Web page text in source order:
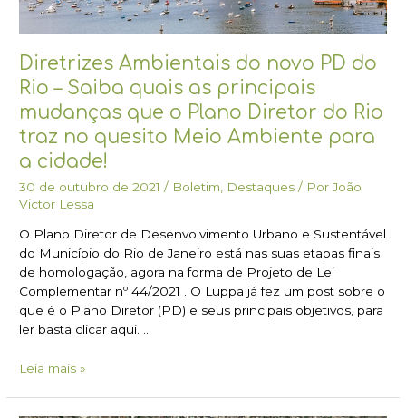
Diretrizes Ambientais do novo PD do
Rio – Saiba quais as principais
mudanças que o Plano Diretor do Rio
traz no quesito Meio Ambiente para
a cidade!
30 de outubro de 2021/ Boletim Destaques / PorJoão
Victor Lessa
O Plano Diretor de Desenvolvimento Urbano e Sustentável
do Município do Rio de Janeiro está nas suas etapas finais
de homologação, agora na forma de Projeto de Lei
Complementar nº 44/2021 . O Luppa já fez um post sobre o
que é o Plano Diretor (PD) e seus principais objetivos, para
ler basta clicar aqui. …
mudanças
Plano
Diretor
do
traz
no
quesito
Meio
para
a
cidade!
Leia mais »